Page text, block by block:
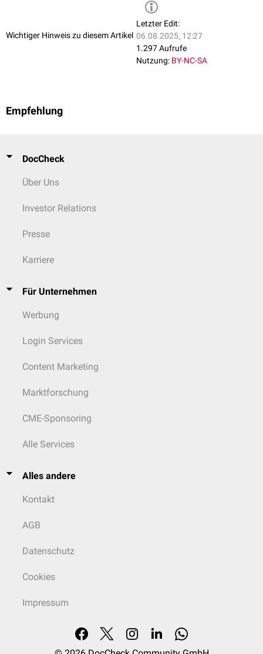
Wichtiger Hinweis zu diesem Artikel
Letzter Edit:
06.08.2025, 12:27
1.297 Aufrufe
Nutzung: BY-NC-SA
Empfehlung
DocCheck
Über Uns
Investor Relations
Presse
Karriere
Für Unternehmen
Werbung
Login Services
Content Marketing
Marktforschung
CME-Sponsoring
Alle Services
Alles andere
Kontakt
AGB
Datenschutz
Cookies
Impressum